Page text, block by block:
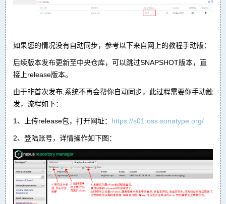
如果您的情况没有自动同步，参考以下来自网上的教程手动版：
后续版本发布更新至中央仓库，可以跳过SNAPSHOT版本，直
接上release版本。
由于非首次发布,系统不再会帮你自动同步，此过程需要你手动触
发，流程如下：
1、上传release包，打开网址： https://s01.oss.sonatype.org/
2、登陆账号，详情操作如下图：